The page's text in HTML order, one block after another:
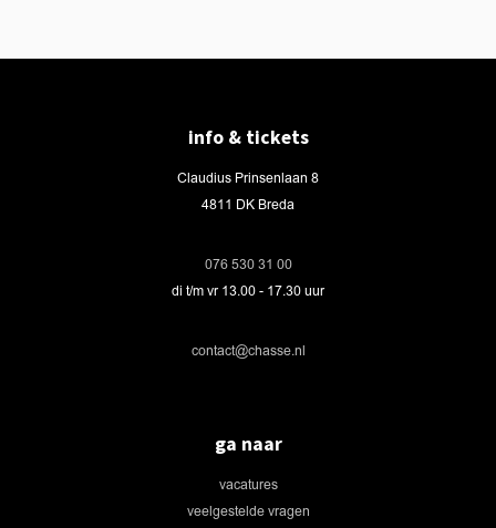
info & tickets
Claudius Prinsenlaan 8
4811 DK Breda
076 530 31 00
di t/m vr 13.00 - 17.30 uur
contact@chasse.nl
ga naar
vacatures
veelgestelde vragen